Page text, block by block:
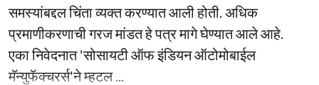
समस्यांबद्दल चिंता व्यक्त करण्यात आली होती. अधिक
प्रमाणीकरणाची गरज मांडत हे पत्र मागे घेण्यात आले आहे.
एका निवेदनात 'सोसायटी ऑफ इंडियन ऑटोमोबाईल
मॅन्युफॅक्चरर्स'ने म्हटल ...